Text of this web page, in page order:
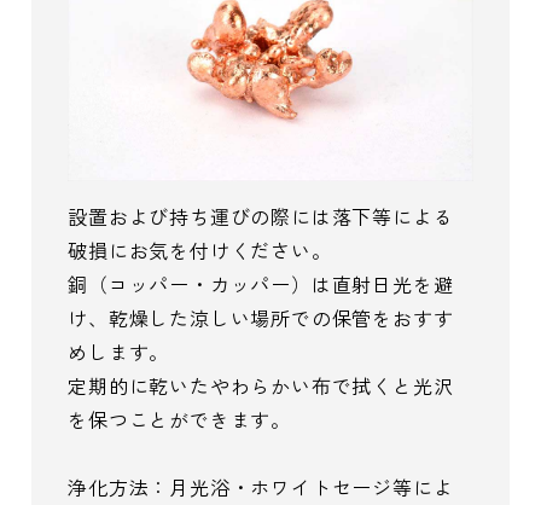
設置および持ち運びの際には落下等による
破損にお気を付けください。
銅（コッパー・カッパー）は直射日光を避
け、乾燥した涼しい場所での保管をおすす
めします。
定期的に乾いたやわらかい布で拭くと光沢
を保つことができます。
浄化方法：月光浴・ホワイトセージ等によ